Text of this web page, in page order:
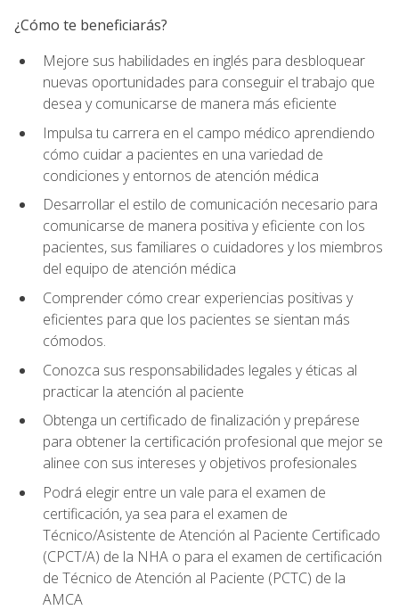
¿Cómo te beneficiarás?
Mejore sus habilidades en inglés para desbloquear
nuevas oportunidades para conseguir el trabajo que
desea y comunicarse de manera más eficiente
Impulsa tu carrera en el campo médico aprendiendo
cómo cuidar a pacientes en una variedad de
condiciones y entornos de atención médica
Desarrollar el estilo de comunicación necesario para
comunicarse de manera positiva y eficiente con los
pacientes, sus familiares o cuidadores y los miembros
del equipo de atención médica
Comprender cómo crear experiencias positivas y
eficientes para que los pacientes se sientan más
cómodos.
Conozca sus responsabilidades legales y éticas al
practicar la atención al paciente
Obtenga un certificado de finalización y prepárese
para obtener la certificación profesional que mejor se
alinee con sus intereses y objetivos profesionales
Podrá elegir entre un vale para el examen de
certificación, ya sea para el examen de
Técnico/Asistente de Atención al Paciente Certificado
(CPCT/A) de la NHA o para el examen de certificación
de Técnico de Atención al Paciente (PCTC) de la
AMCA